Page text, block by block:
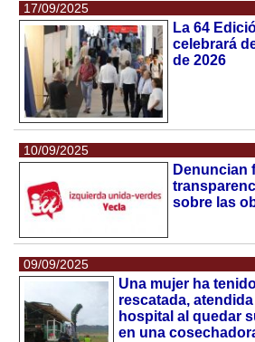
17/09/2025
La 64
celebrará
de 2026
10/09/2025
Denuncian
sobre las
09/09/2025
Una mujer ha
rescatada,
hospital al quedar
en una